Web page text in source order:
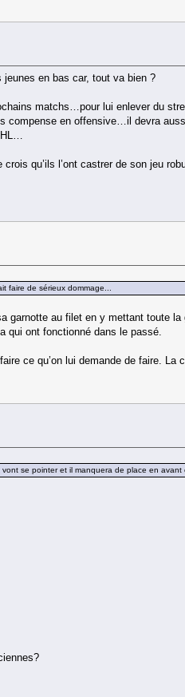
jeunes en bas car, tout va bien ?
matchs…pour lui enlever du
en offensive…il devra
qu’ils l’ont castrer de son jeu
faire de sérieux dommage...
garnotte au filet en y mettant toute
qui ont fonctionné dans le passé.
ce qu’on lui demande de faire.
se pointer et il manquera de place en